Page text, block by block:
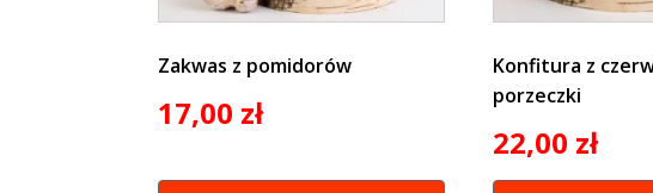
Zakwas z pomidorów
17,00 zł
Konfitura z
porzeczki
22,00 zł